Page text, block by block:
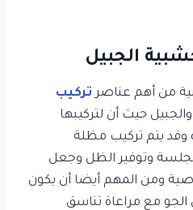
الجبيل
من أهم عناصر تركيب
والجبيل حيث أن لتركيبها
وقد يتم تركيب مظلة
وتوفير الظل وجعل
ومن المهم أيضا أن يكون
مع مراعاة تناسق